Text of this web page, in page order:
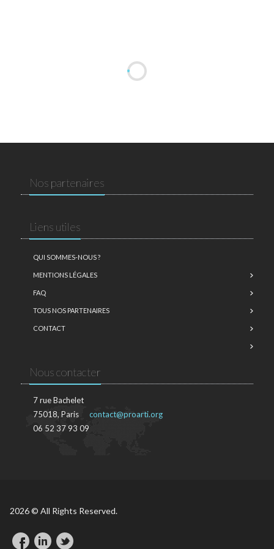
Nos partenaires
Liens utiles
QUI SOMMES-NOUS ?
MENTIONS LÉGALES
FAQ
TOUS NOS PARTENAIRES
CONTACT
Nous contacter
7 rue Bachelet
75018, Paris
06 52 37 93 09
contact@proarti.org
2026 © All Rights Reserved.